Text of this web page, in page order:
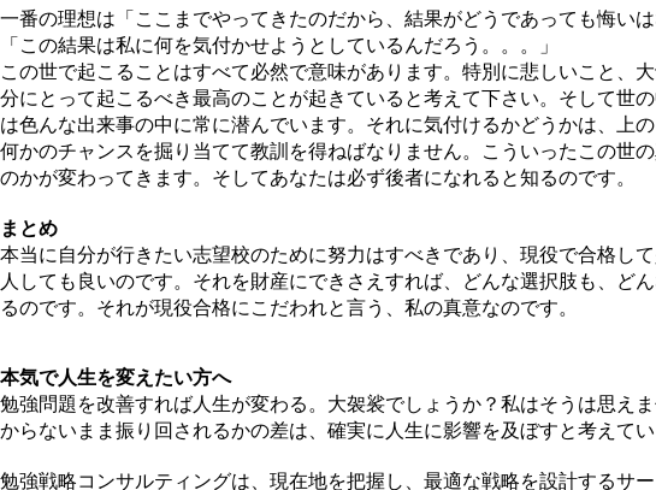
一番の理想は「ここまでやってきたのだから、結果がどうであっても悔い
「この結果は私に何を気付かせようとしているんだろう。。。」
この世で起こることはすべて必然で意味があります。特別に悲しいこと、
分にとって起こるべき最高のことが起きていると考えて下さい。そして世
は色んな出来事の中に常に潜んでいます。それに気付けるかどうかは、上
何かのチャンスを掘り当てて教訓を得ねばなりません。こういったこの世
のかが変わってきます。そしてあなたは必ず後者になれると知るのです。
まとめ
本当に自分が行きたい志望校のために努力はすべきであり、現役で合格し
人しても良いのです。それを財産にできさえすれば、どんな選択肢も、ど
るのです。それが現役合格にこだわれと言う、私の真意なのです。
本気で人生を変えたい方へ
勉強問題を改善すれば人生が変わる。大袈裟でしょうか？私はそうは思え
からないまま振り回されるかの差は、確実に人生に影響を及ぼすと考えて
勉強戦略コンサルティングは、現在地を把握し、最適な戦略を設計するサ